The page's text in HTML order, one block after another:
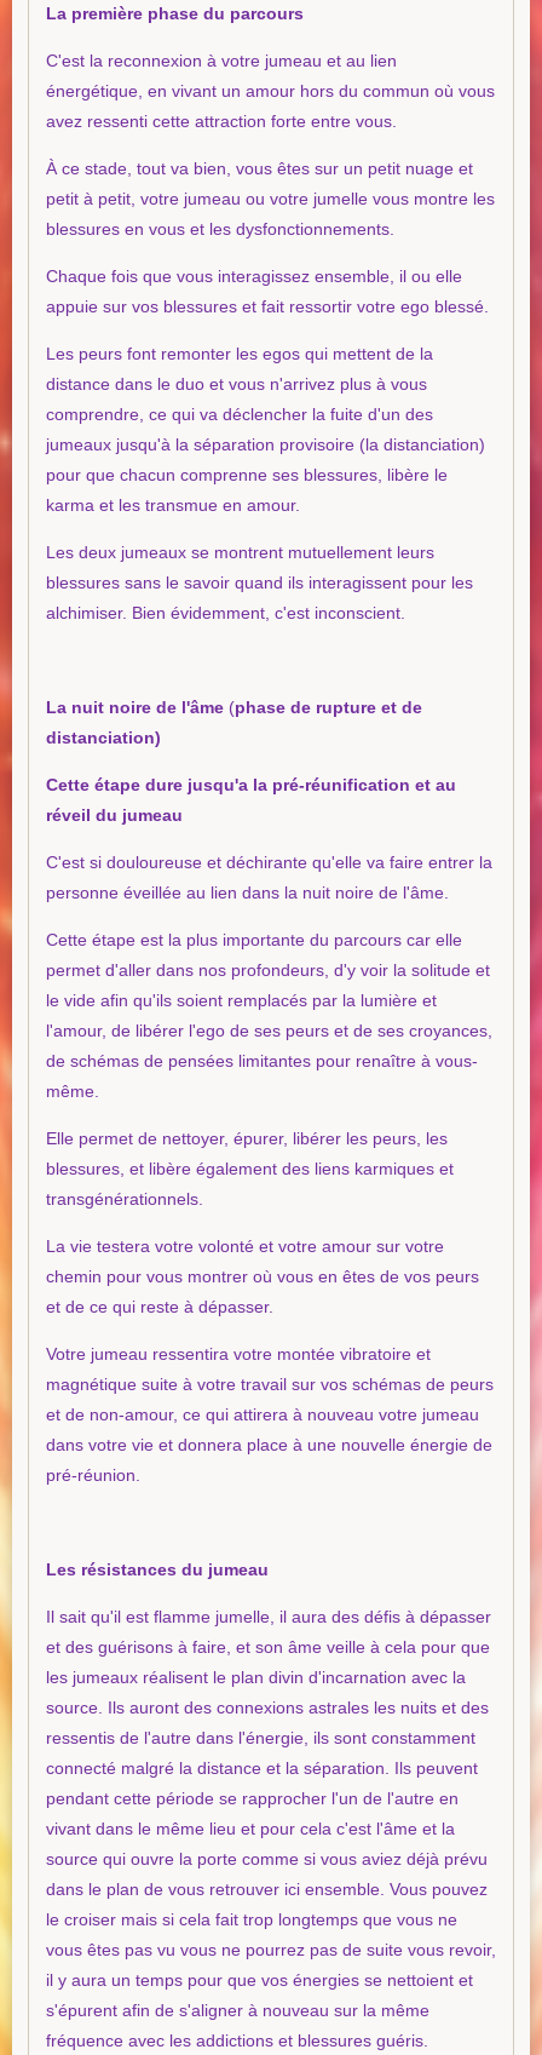
La première phase du parcours
C'est la reconnexion à votre jumeau et au lien
énergétique, en vivant un amour hors du commun où vous
avez ressenti cette attraction forte entre vous.
À ce stade, tout va bien, vous êtes sur un petit nuage et
petit à petit, votre jumeau ou votre jumelle vous montre les
blessures en vous et les dysfonctionnements.
Chaque fois que vous interagissez ensemble, il ou elle
appuie sur vos blessures et fait ressortir votre ego blessé.
Les peurs font remonter les egos qui mettent de la
distance dans le duo et vous n'arrivez plus à vous
comprendre, ce qui va déclencher la fuite d'un des
jumeaux jusqu'à la séparation provisoire (la distanciation)
pour que chacun comprenne ses blessures, libère le
karma et les transmue en amour.
Les deux jumeaux se montrent mutuellement leurs
blessures sans le savoir quand ils interagissent pour les
alchimiser. Bien évidemment, c'est inconscient.
La nuit noire de l'âme (phase de rupture et de
distanciation)
Cette étape dure jusqu'a la pré-réunification et au
réveil du jumeau
C'est si douloureuse et déchirante qu'elle va faire entrer la
personne éveillée au lien dans la nuit noire de l'âme.
​Cette étape est la plus importante du parcours car elle
permet d'aller dans nos profondeurs, d'y voir la solitude et
le vide afin qu'ils soient remplacés par la lumière et
l'amour, de libérer l'ego de ses peurs et de ses croyances,
de schémas de pensées limitantes pour renaître à vous-
même.
Elle permet de nettoyer, épurer, libérer les peurs, les
blessures, et libère également des liens karmiques et
transgénérationnels.
La vie testera votre volonté et votre amour sur votre
chemin pour vous montrer où vous en êtes de vos peurs
et de ce qui reste à dépasser.
Votre jumeau ressentira votre montée vibratoire et
magnétique suite à votre travail sur vos schémas de peurs
et de non-amour, ce qui attirera à nouveau votre jumeau
dans votre vie et donnera place à une nouvelle énergie de
pré-réunion.
Les résistances du jumeau
Il sait qu'il est flamme jumelle, il aura des défis à dépasser
et des guérisons à faire, et son âme veille à cela pour que
les jumeaux réalisent le plan divin d'incarnation avec la
source. Ils auront des connexions astrales les nuits et des
ressentis de l'autre dans l'énergie, ils sont constamment
connecté malgré la distance et la séparation. Ils peuvent
pendant cette période se rapprocher l'un de l'autre en
vivant dans le même lieu et pour cela c'est l'âme et la
source qui ouvre la porte comme si vous aviez déjà prévu
dans le plan de vous retrouver ici ensemble. Vous pouvez
le croiser mais si cela fait trop longtemps que vous ne
vous êtes pas vu vous ne pourrez pas de suite vous revoir,
il y aura un temps pour que vos énergies se nettoient et
s'épurent afin de s'aligner à nouveau sur la même
fréquence avec les addictions et blessures guéris.